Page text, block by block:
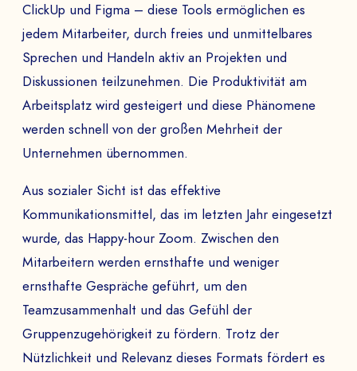
ClickUp und Figma – diese Tools ermöglichen es
jedem Mitarbeiter, durch freies und unmittelbares
Sprechen und Handeln aktiv an Projekten und
Diskussionen teilzunehmen. Die Produktivität am
Arbeitsplatz wird gesteigert und diese Phänomene
werden schnell von der großen Mehrheit der
Unternehmen übernommen.
Aus sozialer Sicht ist das effektive
Kommunikationsmittel, das im letzten Jahr eingesetzt
wurde, das Happy-hour Zoom. Zwischen den
Mitarbeitern werden ernsthafte und weniger
ernsthafte Gespräche geführt, um den
Teamzusammenhalt und das Gefühl der
Gruppenzugehörigkeit zu fördern. Trotz der
Nützlichkeit und Relevanz dieses Formats fördert es